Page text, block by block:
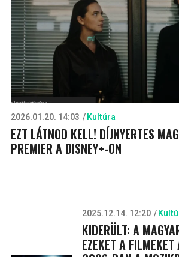
2026.01.20. 14:03 Kultúra
EZT LÁTNOD KELL! DÍJNYERTES
PREMIER A DISNEY+-ON
2025.12.14. 12:20
KIDERÜLT: A
EZEKET A